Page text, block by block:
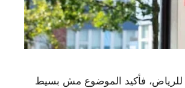
فأكيد الموضوع مش بسيط